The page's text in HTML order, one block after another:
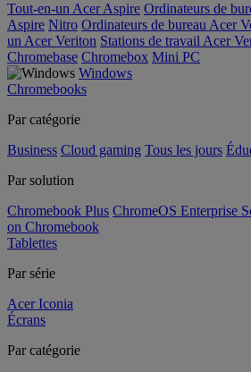
Tout-en-un Acer Aspire Ordinateurs de
Aspire Nitro Ordinateurs de bureau Acer
un Acer Veriton Stations de travail Acer
Chromebase Chromebox Mini PC
Windows
Chromebooks
Par catégorie
Business Cloud gaming Tous les jours
Par solution
Chromebook Plus ChromeOS Enterprise
on Chromebook
Tablettes
Par série
Acer Iconia
Écrans
Par catégorie